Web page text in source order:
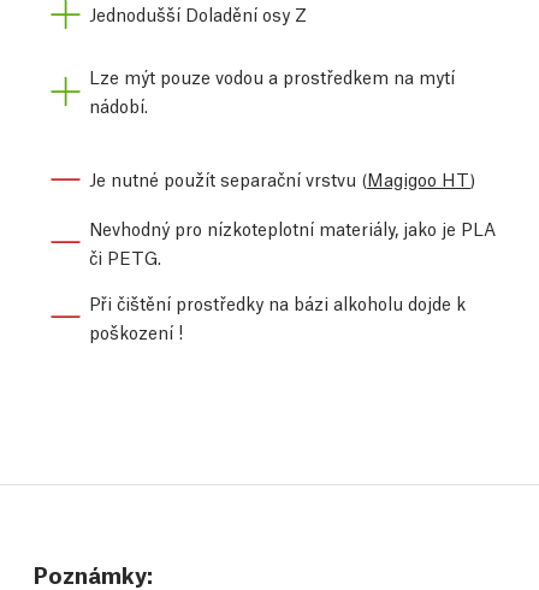
Jednodušší Doladění osy Z
Lze mýt pouze vodou a prostředkem na mytí
nádobí.
Je nutné použít separační vrstvu (Magigoo HT)
Nevhodný pro nízkoteplotní materiály, jako je PLA
či PETG.
Při čištění prostředky na bázi alkoholu dojde k
poškození !
Poznámky: